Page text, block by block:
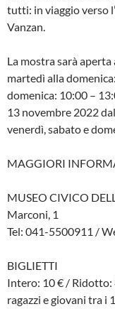
tutti: in viaggio verso
Vanzan.
La mostra sarà
martedì alla
domenica: 10:00 –
13 novembre 2022
venerdì, sabato e
MAGGIORI
MUSEO CIVICO
Marconi, 1
Tel: 041-5500911 /
BIGLIETTI
Intero: 10 € / Ridotto:
ragazzi e giovani tra i